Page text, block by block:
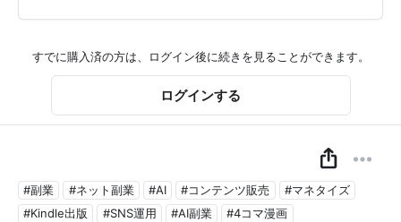
すでに購入済の方は、ログイン後に続きを見ることができます。
ログインする
#副業 #ネット副業 #AI #コンテンツ販売
#マネタイズ
#Kindle出版
#SNS運用 #AI副業
#4コマ漫画